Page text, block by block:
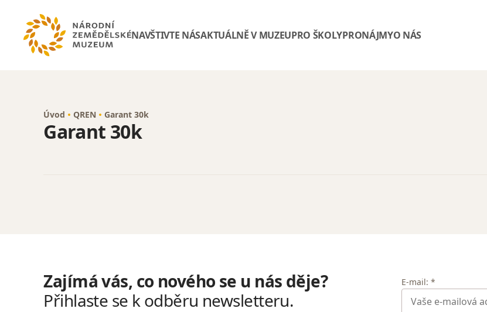
NAVŠTIVTE NÁSAKTUÁLNĚ V MUZEUPRO ŠKOLYPRONÁJMYO NÁS
Úvod QREN Garant 30k
Garant 30k
Zajímá vás, co nového se u nás děje?
Přihlaste se k odběru newsletteru.
E-mail: *